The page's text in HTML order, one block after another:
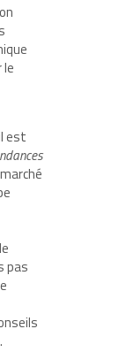
est
pas